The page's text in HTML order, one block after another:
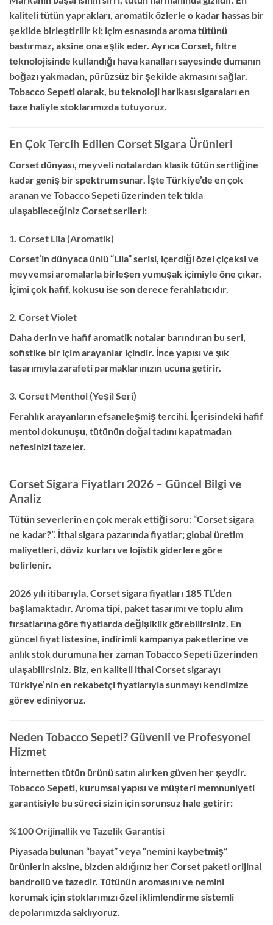
kaliteli tütün yaprakları, aromatik özlerle o kadar hassas bir
şekilde birleştirilir ki; içim esnasında aroma tütünü
bastırmaz, aksine ona eşlik eder. Ayrıca Corset, filtre
teknolojisinde kullandığı hava kanalları sayesinde dumanın
boğazı yakmadan, pürüzsüz bir şekilde akmasını sağlar.
Tobacco Sepeti olarak, bu teknoloji harikası sigaraları en
taze haliyle stoklarımızda tutuyoruz.
En Çok Tercih Edilen Corset Sigara Ürünleri
Corset dünyası, meyveli notalardan klasik tütün sertliğine
kadar geniş bir spektrum sunar. İşte Türkiye’de en çok
aranan ve Tobacco Sepeti üzerinden tek tıkla
ulaşabileceğiniz Corset serileri:
1. Corset Lila (Aromatik)
Corset’in dünyaca ünlü “Lila” serisi, içerdiği özel çiçeksi ve
meyvemsi aromalarla birleşen yumuşak içimiyle öne çıkar.
İçimi çok hafif, kokusu ise son derece ferahlatıcıdır.
2. Corset Violet
Daha derin ve hafif aromatik notalar barındıran bu seri,
sofistike bir içim arayanlar içindir. İnce yapısı ve şık
tasarımıyla zarafeti parmaklarınızın ucuna getirir.
3. Corset Menthol (Yeşil Seri)
Ferahlık arayanların efsaneleşmiş tercihi. İçerisindeki hafif
mentol dokunuşu, tütünün doğal tadını kapatmadan
nefesinizi tazeler.
Corset Sigara Fiyatları 2026 – Güncel Bilgi ve
Analiz
Tütün severlerin en çok merak ettiği soru: “Corset sigara
ne kadar?”. İthal sigara pazarında fiyatlar; global üretim
maliyetleri, döviz kurları ve lojistik giderlere göre
belirlenir.
2026 yılı itibarıyla, Corset sigara fiyatları 185 TL’den
başlamaktadır. Aroma tipi, paket tasarımı ve toplu alım
fırsatlarına göre fiyatlarda değişiklik görebilirsiniz. En
güncel fiyat listesine, indirimli kampanya paketlerine ve
anlık stok durumuna her zaman Tobacco Sepeti üzerinden
ulaşabilirsiniz. Biz, en kaliteli ithal Corset sigarayı
Türkiye’nin en rekabetçi fiyatlarıyla sunmayı kendimize
görev ediniyoruz.
Neden Tobacco Sepeti? Güvenli ve Profesyonel
Hizmet
İnternetten tütün ürünü satın alırken güven her şeydir.
Tobacco Sepeti, kurumsal yapısı ve müşteri memnuniyeti
garantisiyle bu süreci sizin için sorunsuz hale getirir:
%100 Orijinallik ve Tazelik Garantisi
Piyasada bulunan “bayat” veya “nemini kaybetmiş”
ürünlerin aksine, bizden aldığınız her Corset paketi orijinal
bandrollü ve tazedir. Tütünün aromasını ve nemini
korumak için stoklarımızı özel iklimlendirme sistemli
depolarımızda saklıyoruz.